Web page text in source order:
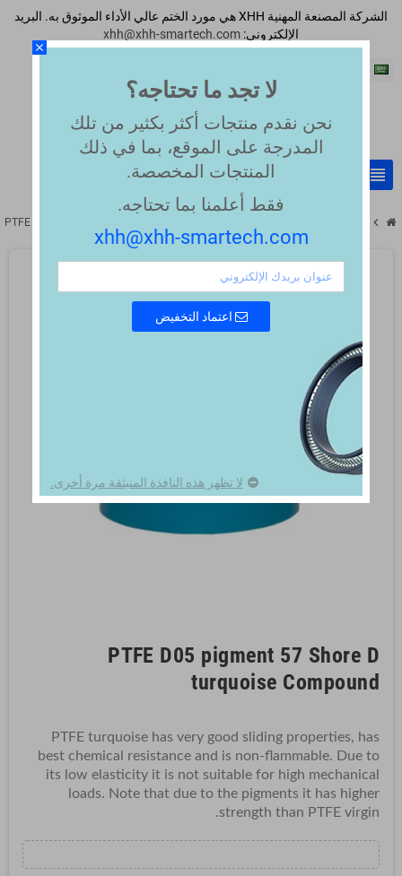
الشركة المصنعة المهنية XHH هي مورد الختم عالي الأداء الموثوق به. البريد
الإلكتروني: xhh@xhh-smartech.com
view_headline
chevron_right
PTFE D05 pigment 57 Shore D turquoise Compound
PTFE D05 pigment 57 Shore D
turquoise Compound
PTFE turquoise has very good sliding properties, has
best chemical resistance and is non-flammable. Due to
its low elasticity it is not suitable for high mechanical
loads. Note that due to the pigments it has higher
strength than PTFE virgin.
close
لا تجد ما تحتاجه؟
نحن نقدم منتجات أكثر بكثير من تلك
المدرجة على الموقع، بما في ذلك
المنتجات المخصصة.
فقط أعلمنا بما تحتاجه.
xhh@xhh-smartech.com
اعتماد التخفيض
لا تظهر هذه النافذة المنبثقة مرة أخرى.